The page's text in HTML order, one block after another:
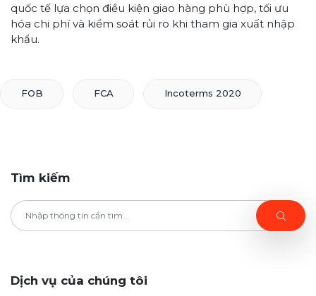
quốc tế lựa chọn điều kiện giao hàng phù hợp, tối ưu
hóa chi phí và kiểm soát rủi ro khi tham gia xuất nhập
khẩu.
FOB FCA Incoterms 2020
Tìm kiếm
Dịch vụ của chúng tôi